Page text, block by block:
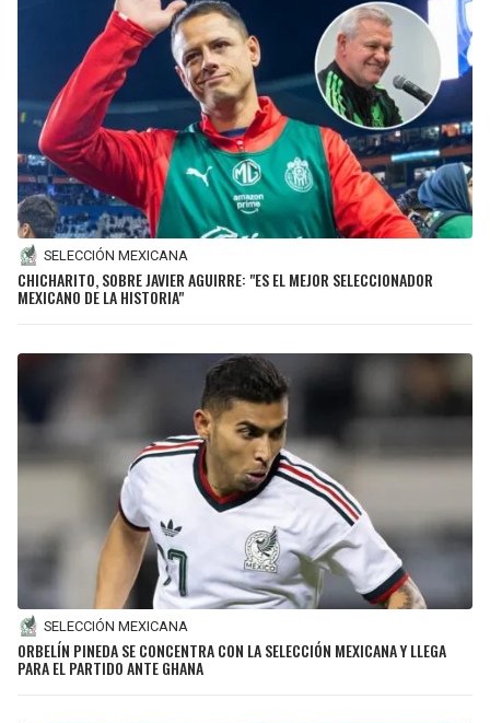
SELECCIÓN MEXICANA
CHICHARITO, SOBRE JAVIER AGUIRRE: "ES EL MEJOR SELECCIONADOR
MEXICANO DE LA HISTORIA"
SELECCIÓN MEXICANA
ORBELÍN PINEDA SE CONCENTRA CON LA SELECCIÓN MEXICANA Y LLEGA
PARA EL PARTIDO ANTE GHANA